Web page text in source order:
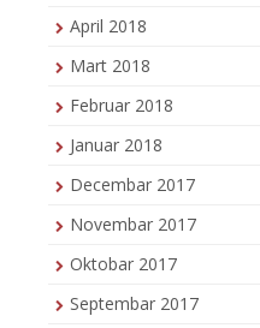
April 2018
Mart 2018
Februar 2018
Januar 2018
Decembar 2017
Novembar 2017
Oktobar 2017
Septembar 2017